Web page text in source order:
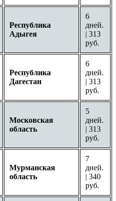
Республика
Адыгея
6
дней.
| 313
руб.
Республика
Дагестан
6
дней.
| 313
руб.
Московская
область
5
дней.
| 313
руб.
Мурманская
область
7
дней.
| 340
руб.